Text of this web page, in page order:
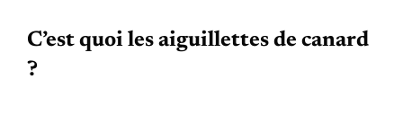
C’est quoi les aiguillettes de canard
?